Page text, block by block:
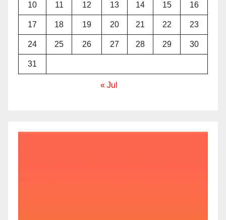
10 11 12 13 14 15 16
17 18 19 20 21 22 23
24 25 26 27 28 29 30
31
« Jul